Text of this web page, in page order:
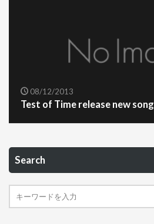
08/12/2013
Test of Time release new song
Search